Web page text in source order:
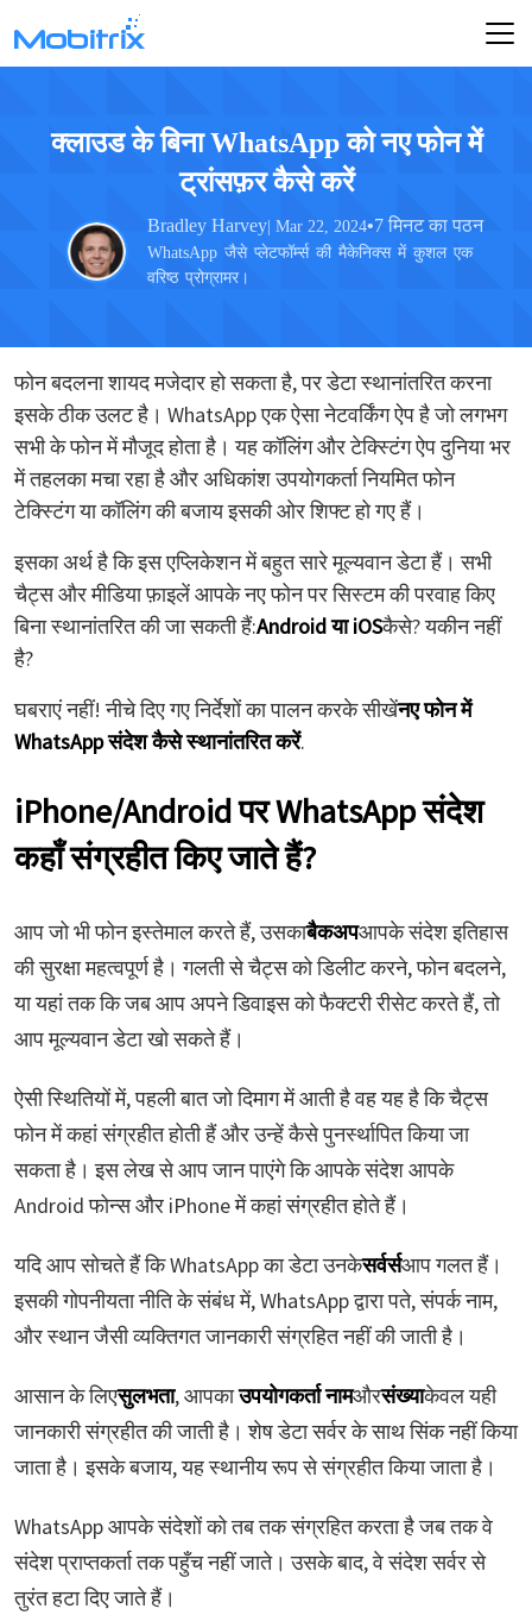
क्लाउड के बिना WhatsApp को नए फोन में
ट्रांसफ़र कैसे करें
Bradley Harvey| Mar 22, 2024•7 मिनट का पठन
WhatsApp जैसे प्लेटफॉर्म्स की मैकेनिक्स में कुशल एक
वरिष्ठ प्रोग्रामर।
फोन बदलना शायद मजेदार हो सकता है, पर डेटा स्थानांतरित करना
इसके ठीक उलट है। WhatsApp एक ऐसा नेटवर्किंग ऐप है जो लगभग
सभी के फोन में मौजूद होता है। यह कॉलिंग और टेक्स्टिंग ऐप दुनिया भर
में तहलका मचा रहा है और अधिकांश उपयोगकर्ता नियमित फोन
टेक्स्टिंग या कॉलिंग की बजाय इसकी ओर शिफ्ट हो गए हैं।
इसका अर्थ है कि इस एप्लिकेशन में बहुत सारे मूल्यवान डेटा हैं। सभी
चैट्स और मीडिया फ़ाइलें आपके नए फोन पर सिस्टम की परवाह किए
बिना स्थानांतरित की जा सकती हैं:Android या iOSकैसे? यकीन नहीं
है?
घबराएं नहीं! नीचे दिए गए निर्देशों का पालन करके सीखेंनए फोन में
WhatsApp संदेश कैसे स्थानांतरित करें.
iPhone/Android पर WhatsApp संदेश
कहाँ संग्रहीत किए जाते हैं?
आप जो भी फोन इस्तेमाल करते हैं, उसकाबैकअपआपके संदेश इतिहास
की सुरक्षा महत्वपूर्ण है। गलती से चैट्स को डिलीट करने, फोन बदलने,
या यहां तक कि जब आप अपने डिवाइस को फैक्टरी रीसेट करते हैं, तो
आप मूल्यवान डेटा खो सकते हैं।
ऐसी स्थितियों में, पहली बात जो दिमाग में आती है वह यह है कि चैट्स
फोन में कहां संग्रहीत होती हैं और उन्हें कैसे पुनर्स्थापित किया जा
सकता है। इस लेख से आप जान पाएंगे कि आपके संदेश आपके
Android फोन्स और iPhone में कहां संग्रहीत होते हैं।
यदि आप सोचते हैं कि WhatsApp का डेटा उनकेसर्वर्सआप गलत हैं।
इसकी गोपनीयता नीति के संबंध में, WhatsApp द्वारा पते, संपर्क नाम,
और स्थान जैसी व्यक्तिगत जानकारी संग्रहित नहीं की जाती है।
आसान के लिएसुलभता, आपकाउपयोगकर्ता नामऔरसंख्याकेवल यही
जानकारी संग्रहीत की जाती है। शेष डेटा सर्वर के साथ सिंक नहीं किया
जाता है। इसके बजाय, यह स्थानीय रूप से संग्रहीत किया जाता है।
WhatsApp आपके संदेशों को तब तक संग्रहित करता है जब तक वे
संदेश प्राप्तकर्ता तक पहुँच नहीं जाते। उसके बाद, वे संदेश सर्वर से
तुरंत हटा दिए जाते हैं।